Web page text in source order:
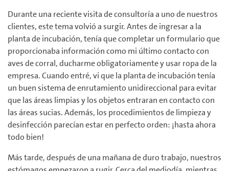
Durante una reciente visita de consultoría a uno de nuestros
clientes, este tema volvió a surgir. Antes de ingresar a la
planta de incubación, tenía que completar un formulario que
proporcionaba información como mi último contacto con
aves de corral, ducharme obligatoriamente y usar ropa de la
empresa. Cuando entré, vi que la planta de incubación tenía
un buen sistema de enrutamiento unidireccional para evitar
que las áreas limpias y los objetos entraran en contacto con
las áreas sucias. Además, los procedimientos de limpieza y
desinfección parecían estar en perfecto orden: ¡hasta ahora
todo bien!
Más tarde, después de una mañana de duro trabajo, nuestros